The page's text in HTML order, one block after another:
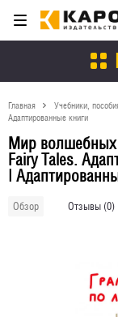
Главная Учебники,
Адаптированные книги
Мир волшебных
Fairy Tales.
|
Обзор Отзывы (0)